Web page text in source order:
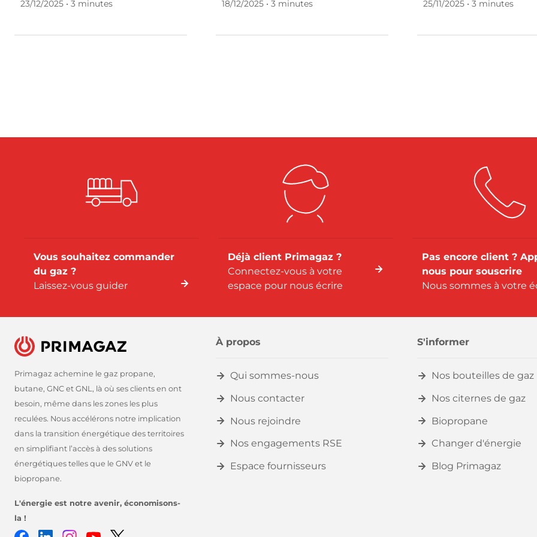
23/12/2025 • 3 minutes 18/12/2025 • 3 minutes 25/11/2025 • 3 minutes
Vous souhaitez commander
du gaz ?
Laissez-vous guider
Déjà client Primagaz ?
Connectez-vous à votre
espace pour nous écrire
Pas encore client ?
nous pour souscrire
Nous sommes à votre
Primagaz achemine le gaz propane,
butane, GNC et GNL, là où ses clients en ont
besoin, même dans les zones les plus
reculées. Nous accélérons notre implication
dans la transition énergétique des territoires
en simplifiant l’accès à des solutions
énergétiques telles que le GNV et le
biopropane.
L'énergie est notre avenir, économisons-
la !
À propos
Qui sommes-nous
Nous contacter
Nous rejoindre
Nos engagements RSE
Espace fournisseurs
S'informer
Nos bouteilles de gaz
Nos citernes de gaz
Biopropane
Changer d'énergie
Blog Primagaz